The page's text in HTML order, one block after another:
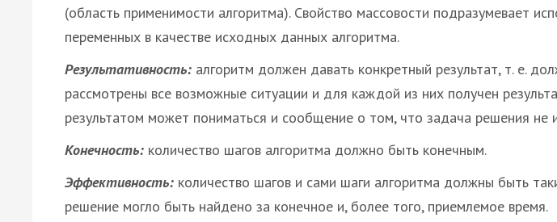
(область применимости алгоритма). Свойство массовости подразумевает
переменных в качестве исходных данных алгоритма.
Результативность: алгоритм должен давать конкретный результат, т. е.
рассмотрены все возможные ситуации и для каждой из них получен
результатом может пониматься и сообщение о том, что задача решения не
Конечность: количество шагов алгоритма должно быть конечным.
Эффективность: количество шагов и сами шаги алгоритма должны быть
решение могло быть найдено за конечное и, более того, приемлемое время.